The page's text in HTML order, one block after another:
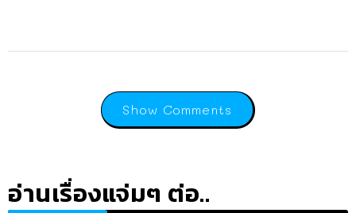
Show Comments
อ่านเรื่องแจ่มๆ ต่อ..